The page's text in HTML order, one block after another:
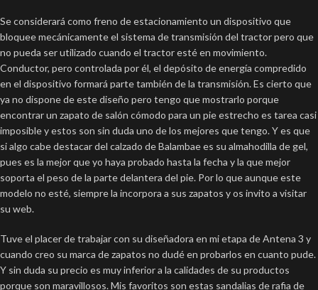
Se considerará como freno de estacionamiento un dispositivo que
bloquee mecánicamente el sistema de transmisión del tractor pero que
no pueda ser utilizado cuando el tractor esté en movimiento.
Conductor, pero controlada por él, el depósito de energía compredido
en el dispositivo formará parte también de la transmisión. Es cierto que
ya no dispone de este diseño pero tengo que mostrarlo porque
encontrar un zapato de salón cómodo para un pie estrecho es tarea casi
imposible y estos son sin duda uno de los mejores que tengo. Y es que
si algo cabe destacar del calzado de Balambae es su almahodilla de gel,
pues es la mejor que yo haya probado hasta la fecha y la que mejor
soporta el peso de la parte delantera del pie. Por lo que aunque este
modelo no esté, siempre la incorpora a sus zapatos y os invito a visitar
su web.
Tuve el placer de trabajar con su diseñadora en mi etapa de Antena 3 y
cuando creo su marca de zapatos no dudé en probarlos en cuanto pude.
Y sin duda su precio es muy inferior a la calidades de su productos
porque son maravillosos. Mis favoritos son estas sandalias de rafia de